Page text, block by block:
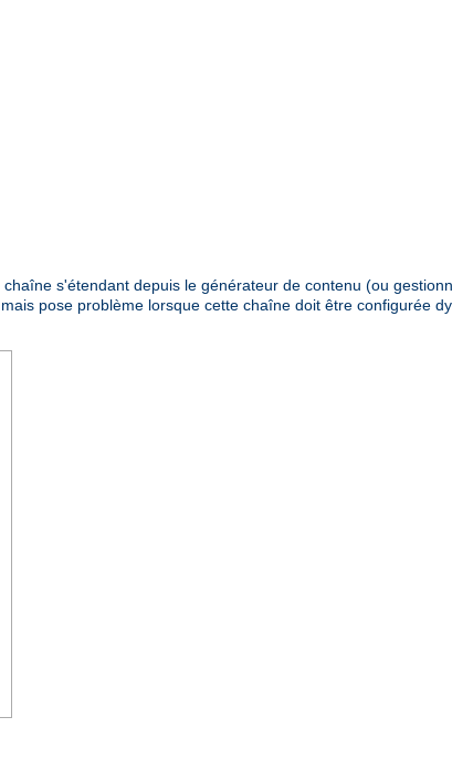
s'étendant depuis le générateur de contenu (ou
pose problème lorsque cette chaîne doit être configurée